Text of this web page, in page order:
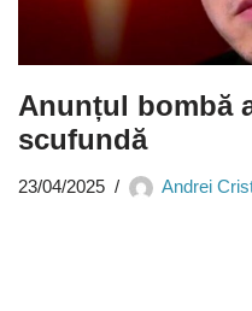
Anunțul bombă
scufundă
23/04/2025 Andrei